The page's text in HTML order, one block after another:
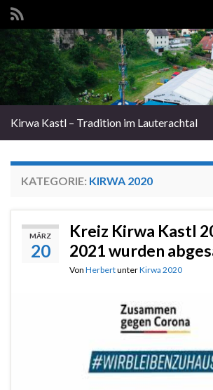
Search for:
Kirwa Kastl – Tradition im Lauterachtal
KATEGORIE: KIRWA 2020
MÄRZ
20
Kreiz Kirwa Kastl
2021 wurden
Von HerbertunterKirwa 2020